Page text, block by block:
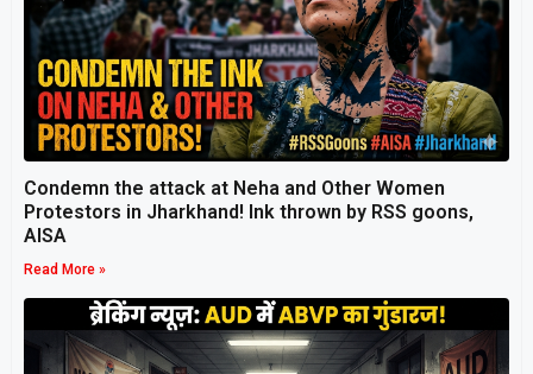
Condemn the attack at Neha and Other Women
Protestors in Jharkhand! Ink thrown by RSS goons,
AISA
Read More »